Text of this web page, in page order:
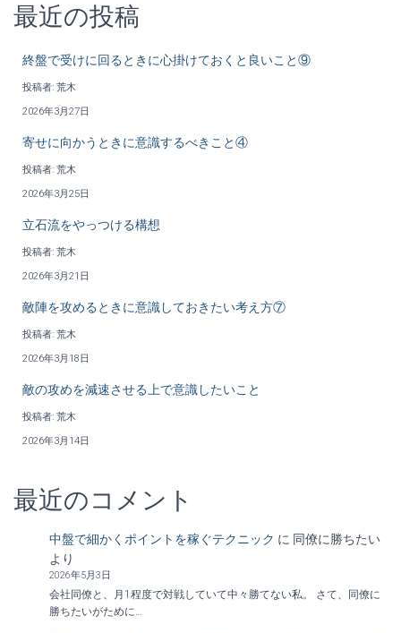
最近の投稿
終盤で受けに回るときに心掛けておくと良いこと⑨
投稿者: 荒木
2026年3月27日
寄せに向かうときに意識するべきこと④
投稿者: 荒木
2026年3月25日
立石流をやっつける構想
投稿者: 荒木
2026年3月21日
敵陣を攻めるときに意識しておきたい考え方⑦
投稿者: 荒木
2026年3月18日
敵の攻めを減速させる上で意識したいこと
投稿者: 荒木
2026年3月14日
最近のコメント
中盤で細かくポイントを稼ぐテクニック に 同僚に勝ちたい
より
2026年5月3日
会社同僚と、月1程度で対戦していて中々勝てない私。 さて、同僚に
勝ちたいがために…